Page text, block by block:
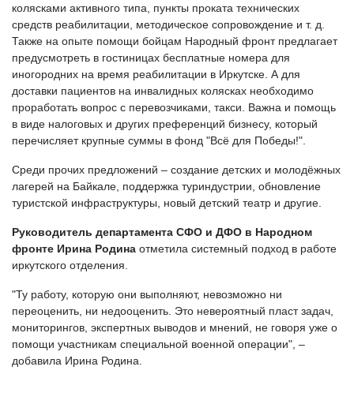
колясками активного типа, пункты проката технических
средств реабилитации, методическое сопровождение и т. д.
Также на опыте помощи бойцам Народный фронт предлагает
предусмотреть в гостиницах бесплатные номера для
иногородних на время реабилитации в Иркутске. А для
доставки пациентов на инвалидных колясках необходимо
проработать вопрос с перевозчиками, такси. Важна и помощь
в виде налоговых и других преференций бизнесу, который
перечисляет крупные суммы в фонд "Всё для Победы!".
Среди прочих предложений – создание детских и молодёжных
лагерей на Байкале, поддержка туриндустрии, обновление
туристской инфраструктуры, новый детский театр и другие.
Руководитель департамента СФО и ДФО в Народном
фронте Ирина Родина отметила системный подход в работе
иркутского отделения.
"Ту работу, которую они выполняют, невозможно ни
переоценить, ни недооценить. Это невероятный пласт задач,
мониторингов, экспертных выводов и мнений, не говоря уже о
помощи участникам специальной военной операции", –
добавила Ирина Родина.